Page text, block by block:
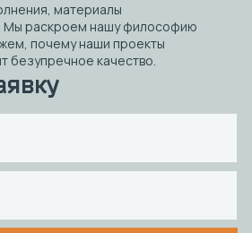
материалы
Мы раскроем нашу философию
почему наши проекты
безупречное качество.